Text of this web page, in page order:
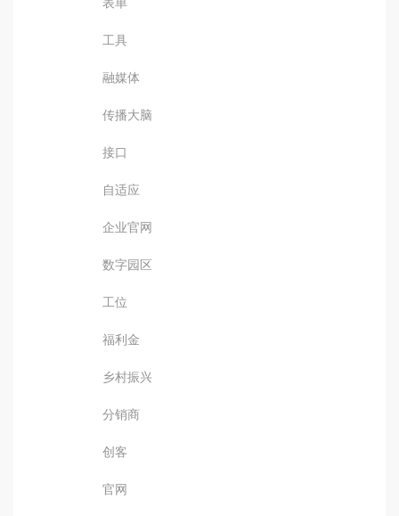
工具
融媒体
传播大脑
接口
自适应
企业官网
数字园区
工位
福利金
乡村振兴
分销商
创客
官网